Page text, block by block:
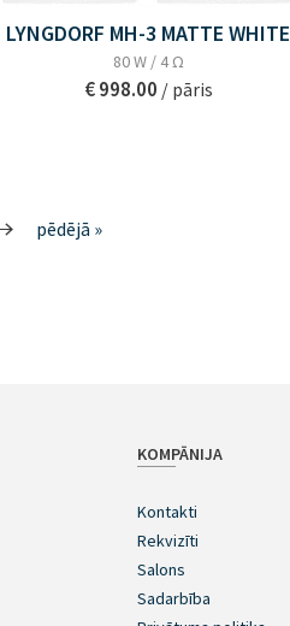
LYNGDORF MH-3 MATTE WHITE
80 W / 4 Ω
€ 998.00 / pāris
pēdējā »
KOMPĀNIJA
Kontakti
Rekvizīti
Salons
Sadarbība